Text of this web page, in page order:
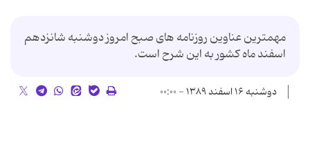
مهمترین عناوین روزنامه های صبح امروز دوشنبه شانزدهم
اسفند ماه کشور به این شرح است.
دوشنبه ۱۶ اسفند ۱۳۸۹ - ۰۰:۰۰